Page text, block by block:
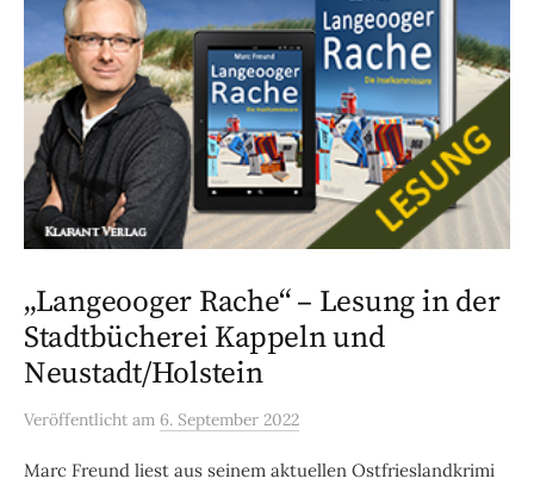
„Langeooger Rache“ – Lesung in der
Stadtbücherei Kappeln und
Neustadt/Holstein
Veröffentlicht am 6. September 2022
Marc Freund liest aus seinem aktuellen Ostfrieslandkrimi